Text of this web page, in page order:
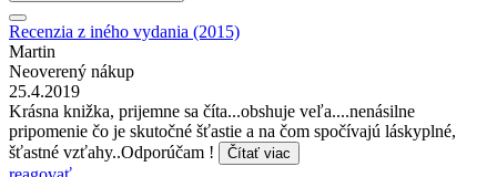
Recenzia z iného vydania (2015)
Martin
Neoverený nákup
25.4.2019
Krásna knižka, prijemne sa číta...obshuje veľa....nenásilne
pripomenie čo je skutočné šťastie a na čom spočívajú láskyplné,
šťastné vzťahy..Odporúčam !
Čítať viac